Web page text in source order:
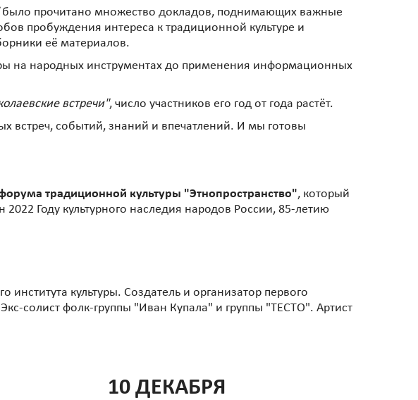
было прочитано множество докладов, поднимающих важные
пробуждения интереса к традиционной культуре и
её материалов.
на народных инструментах до применения информационных
встречи", число участников его год от года растёт.
событий, знаний и впечатлений. И мы готовы
традиционной культуры "Этнопространство", который
Году культурного наследия народов России, 85-летию
культуры. Создатель и организатор первого
солист фолк-группы "Иван Купала" и группы "ТЕСТО". Артист
10 ДЕКАБРЯ